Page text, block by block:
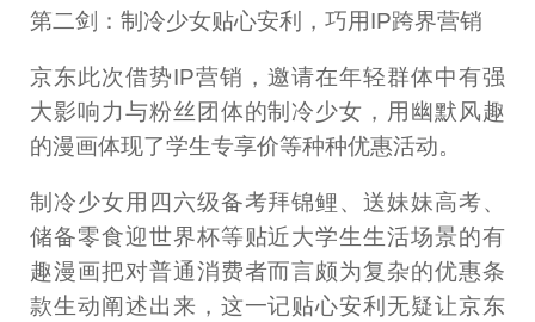
第二剑：制冷少女贴心安利，巧用IP跨界营销
京东此次借势IP营销，邀请在年轻群体中有强
大影响力与粉丝团体的制冷少女，用幽默风趣
的漫画体现了学生专享价等种种优惠活动。
制冷少女用四六级备考拜锦鲤、送妹妹高考、
储备零食迎世界杯等贴近大学生生活场景的有
趣漫画把对普通消费者而言颇为复杂的优惠条
款生动阐述出来，这一记贴心安利无疑让京东